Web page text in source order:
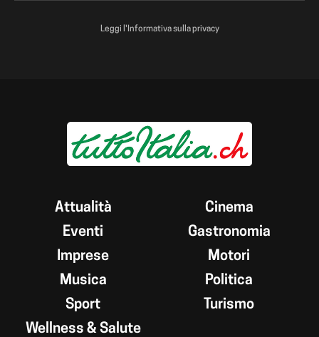
Leggi l'Informativa sulla privacy
Attualità
Cinema
Eventi
Gastronomia
Imprese
Motori
Musica
Politica
Sport
Turismo
Wellness & Salute